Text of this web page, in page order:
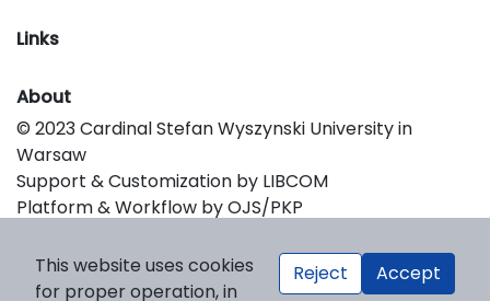
Links
About
© 2023 Cardinal Stefan Wyszynski University in
Warsaw
Support & Customization by LIBCOM
Platform & Workflow by OJS/PKP
This website uses cookies
for proper operation, in
Reject Accept